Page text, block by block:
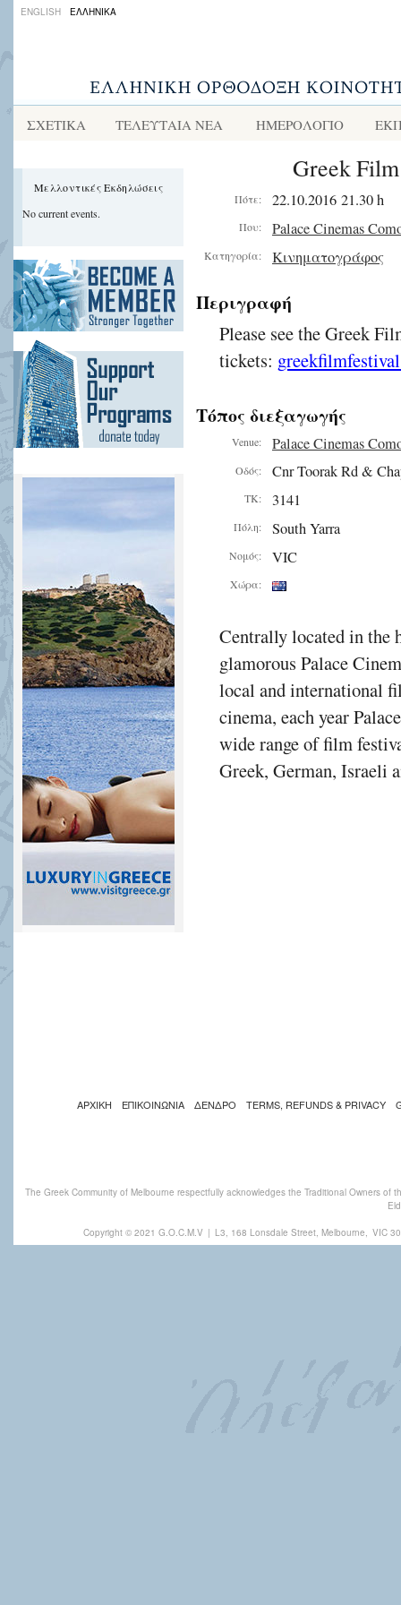
ENGLISH ΕΛΛΗΝΙΚΑ
ΣΧΕΤΙΚΑ ΤΕΛΕΥΤΑΙΑ ΝΕΑ ΗΜΕΡΟΛΟΓΙΟ
Μελλοντικές Εκδηλώσεις
No current events.
Greek
Πότε: 22.10.2016 21.30 h
Που: Palace Cinemas
Κατηγορία: Κινηματογράφος
Περιγραφή
Please see the Greek
tickets:
Τόπος διεξαγωγής
Venue: Palace Cinemas
Οδός: Cnr Toorak Rd &
ΤΚ: 3141
Πόλη: South Yarra
Νομός: VIC
Χώρα:
Centrally located in the
glamorous Palace
local and international
cinema, each year
wide range of film
Greek, German, Israeli
ΑΡΧΙΚΗ ΕΠΙΚΟΙΝΩΝΙΑ ΔΕΝΔΡΟ TERMS, REFUNDS & PRIVACY
The Greek Community of Melbourne respectfully acknowledges the Traditional Owners
Copyright © 2021 G.O.C.M.V | L3, 168 Lonsdale Street, Melbourne, VIC